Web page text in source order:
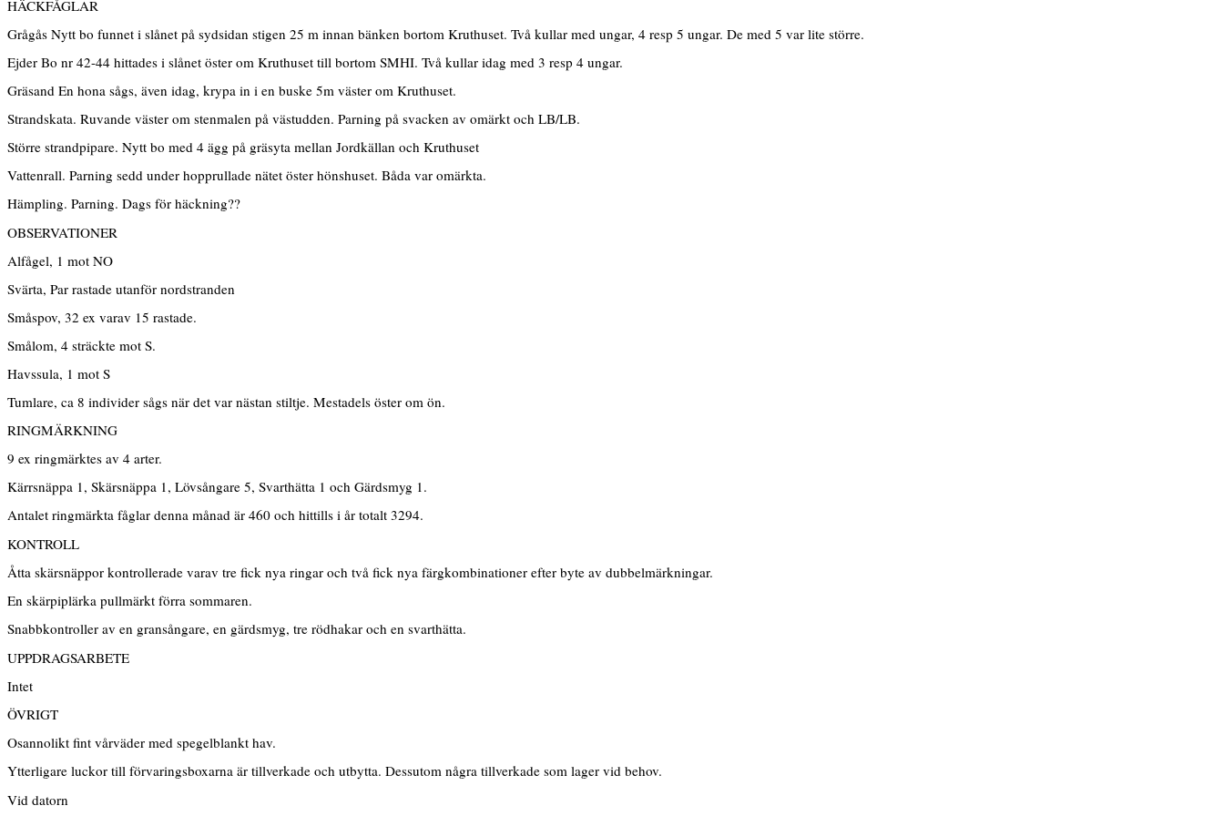
HÄCKFÅGLAR
Grågås Nytt bo funnet i slånet på sydsidan stigen 25 m innan bänken bortom Kruthuset. Två kullar med ungar, 4 resp 5 ungar. De med 5 var lite större.
Ejder Bo nr 42-44 hittades i slånet öster om Kruthuset till bortom SMHI. Två kullar idag med 3 resp 4 ungar.
Gräsand En hona sågs, även idag, krypa in i en buske 5m väster om Kruthuset.
Strandskata. Ruvande väster om stenmalen på västudden. Parning på svacken av omärkt och LB/LB.
Större strandpipare. Nytt bo med 4 ägg på gräsyta mellan Jordkällan och Kruthuset
Vattenrall. Parning sedd under hopprullade nätet öster hönshuset. Båda var omärkta.
Hämpling. Parning. Dags för häckning??
OBSERVATIONER
Alfågel, 1 mot NO
Svärta, Par rastade utanför nordstranden
Småspov, 32 ex varav 15 rastade.
Smålom, 4 sträckte mot S.
Havssula, 1 mot S
Tumlare, ca 8 individer sågs när det var nästan stiltje. Mestadels öster om ön.
RINGMÄRKNING
9 ex ringmärktes av 4 arter.
Kärrsnäppa 1, Skärsnäppa 1, Lövsångare 5, Svarthätta 1 och Gärdsmyg 1.
Antalet ringmärkta fåglar denna månad är 460 och hittills i år totalt 3294.
KONTROLL
Åtta skärsnäppor kontrollerade varav tre fick nya ringar och två fick nya färgkombinationer efter byte av dubbelmärkningar.
En skärpiplärka pullmärkt förra sommaren.
Snabbkontroller av en gransångare, en gärdsmyg, tre rödhakar och en svarthätta.
UPPDRAGSARBETE
Intet
ÖVRIGT
Osannolikt fint vårväder med spegelblankt hav.
Ytterligare luckor till förvaringsboxarna är tillverkade och utbytta. Dessutom några tillverkade som lager vid behov.
Vid datorn